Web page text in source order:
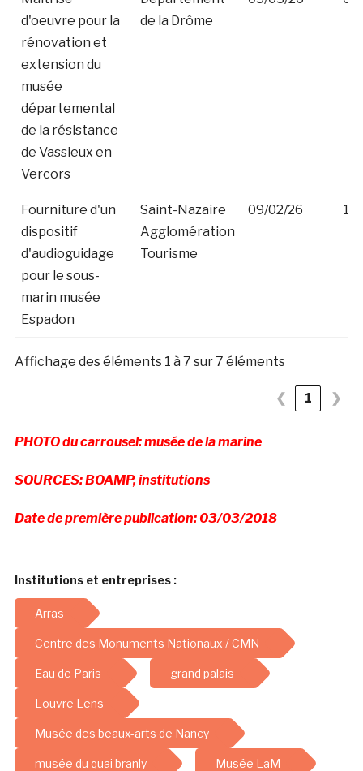
d'oeuvre pour la
rénovation et
extension du
musée
départemental
de la résistance
de Vassieux en
Vercors
de la Drôme
Fourniture d'un
dispositif
d'audioguidage
pour le sous-
marin musée
Espadon
Saint-Nazaire
Agglomération
Tourisme
09/02/26
Affichage des éléments 1 à 7 sur 7 éléments
❮ 1 ❯
PHOTO du carrousel: musée de la marine
SOURCES: BOAMP, institutions
Date de première publication: 03/03/2018
Institutions et entreprises :
Arras
Centre des Monuments Nationaux / CMN
Eau de Paris grand palais
Louvre Lens
Musée des beaux-arts de Nancy
musée du quai branly Musée LaM